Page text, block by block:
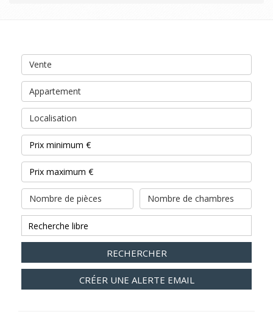
Vente
Appartement
Localisation
Nombre de pièces Nombre de chambres
RECHERCHER
CRÉER UNE ALERTE EMAIL